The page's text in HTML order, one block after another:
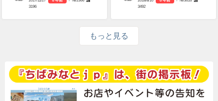
3196
3492
もっと見る